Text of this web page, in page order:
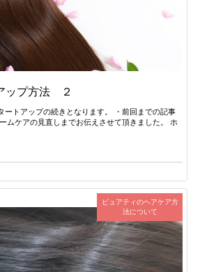
ップ方法 ２
ートアップの続きとなります。 ・前回までの記事
ムケアの見直しまでお伝えさせて頂きました。 ホ
ピュアティのヘアケア方
法について